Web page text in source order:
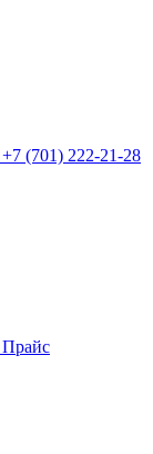
+7 (701) 222-21-28
Прайс